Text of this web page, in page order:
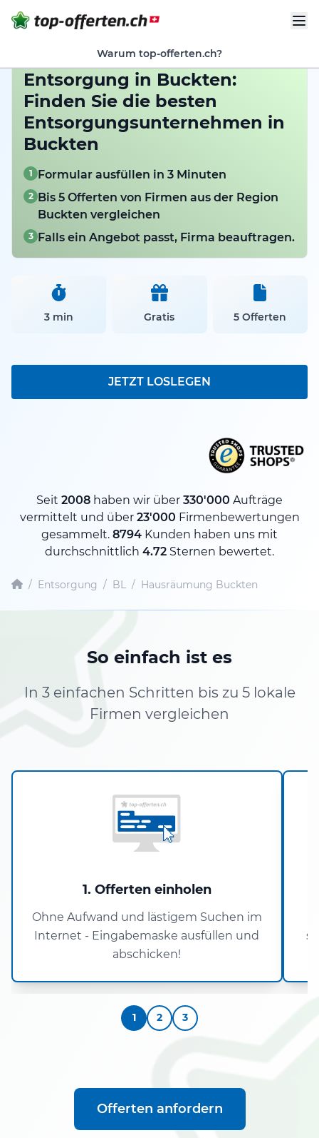
Warum top-offerten.ch?
Entsorgung in Buckten:
Finden Sie die besten
Entsorgungsunternehmen in
Buckten
1 Formular ausfüllen in 3 Minuten
2 Bis 5 Offerten von Firmen aus der Region
Buckten vergleichen
3 Falls ein Angebot passt, Firma beauftragen.
3 min Gratis 5 Offerten
JETZT LOSLEGEN
Seit 2008 haben wir über 330'000 Aufträge
vermittelt und über 23'000 Firmenbewertungen
gesammelt. 8794 Kunden haben uns mit
durchschnittlich 4.72 Sternen bewertet.
/ Entsorgung / BL / Hausräumung Buckten
So einfach ist es
In 3 einfachen Schritten bis zu 5 lokale
Firmen vergleichen
1. Offerten einholen
Ohne Aufwand und lästigem Suchen im
Internet - Eingabemaske ausfüllen und
abschicken!
1 2 3
Offerten anfordern